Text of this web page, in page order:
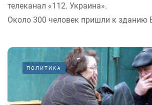
телеканал «112. Украина».
Около 300 человек пришли к зданию
ПОЛИТИКА